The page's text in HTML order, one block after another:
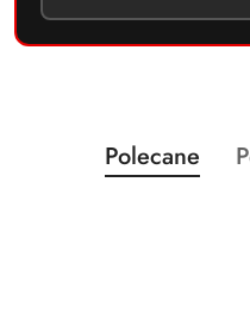
Pomiń karuzelę
Produkty
o
Polecane